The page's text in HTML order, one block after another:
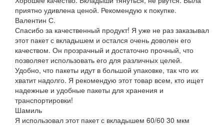
приятно удивлена ценой. Рекомендую к покупке.
Валентин С.
Спасибо за качественный продукт! Я уже не раз заказывал
этот пакет с вкладышем и остался очень доволен его
качеством. Он прозрачный и достаточно прочный, что
позволяет использовать его для различных целей.
Удобно, что пакеты идут в большой упаковке, так что их
хватит надолго. Я рекомендую этот товар всем, кто ищет
надежные и удобные пакеты для хранения и
транспортировки!
Шамиль
Я использовал этот пакет с вкладышем 60/60 30 мкм